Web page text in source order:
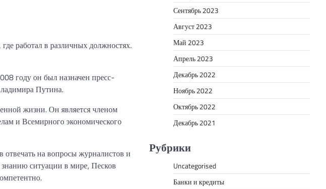
работал в различных должностях.
году он был назначен пресс-
Путина.
жизни. Он является членом
и Всемирного экономического
на вопросы журналистов и
ситуации в мире, Песков
Сентябрь 2023
Август 2023
Май 2023
Апрель 2023
Декабрь 2022
Ноябрь 2022
Октябрь 2022
Декабрь 2021
Рубрики
Uncategorised
Банки и кредиты